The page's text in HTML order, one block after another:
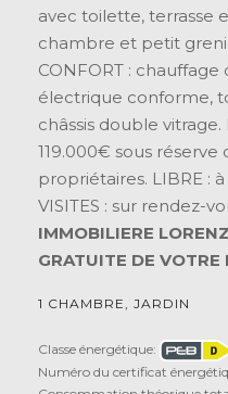
avec toilette, terrasse et
chambre et petit
CONFORT :
électrique conforme,
châssis double
119.000€ sous
propriétaires. LIBRE :
VISITES : sur rendez-
IMMOBILIERE
GRATUITE DE VOTRE
1 CHAMBRE, JARDIN
Classe énergétique:
Numéro du certificat